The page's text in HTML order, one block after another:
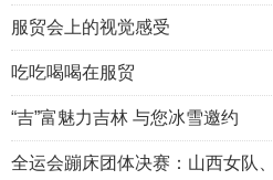
服贸会上的视觉感受
吃吃喝喝在服贸
“吉”富魅力吉林 与您冰雪邀约
全运会蹦床团体决赛：山西女队